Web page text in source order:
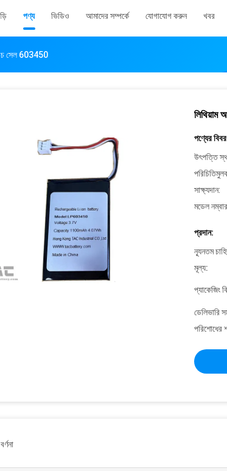
পণ্য ভিডিও আমাদের সম্পর্কে যোগাযোগ করুন খবর
সেল 603450
লিথিয়াম
পণ্যের
উৎপত্তি
সাক্ষ্যদান:
মডেল
প্রদান:
ন্যূনতম
মূল্য:
প্যাকেজিং
ডেলিভারি
পরিশোধের